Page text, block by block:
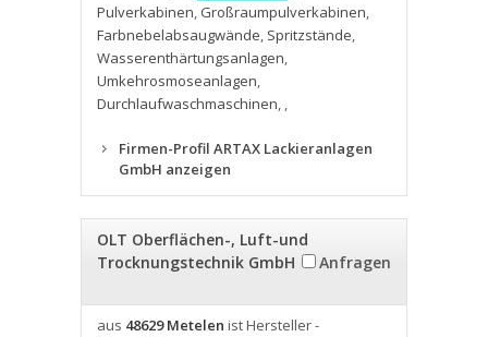
Pulverkabinen, Großraumpulverkabinen,
Farbnebelabsaugwände, Spritzstände,
Wasserenthärtungsanlagen,
Umkehrosmoseanlagen,
Durchlaufwaschmaschinen, ,
Firmen-Profil ARTAX Lackieranlagen
GmbH anzeigen
OLT Oberflächen-, Luft-und
Trocknungstechnik GmbH
Anfragen
aus 48629 Metelen ist Hersteller -